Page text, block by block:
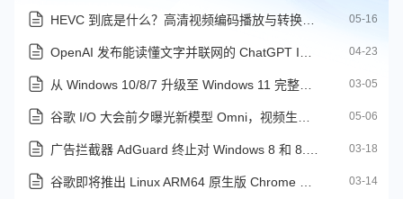
05-16
04-23
03-05
05-06
03-18
03-14